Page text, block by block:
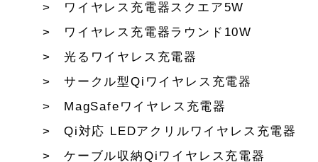
ワイヤレス充電器スクエア5W
ワイヤレス充電器ラウンド10W
光るワイヤレス充電器
サークル型Qiワイヤレス充電器
MagSafeワイヤレス充電器
Qi対応 LEDアクリルワイヤレス充電器
ケーブル収納Qiワイヤレス充電器